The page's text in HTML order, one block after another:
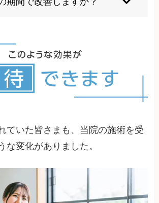
調べ、適切な施術とアドバイスを
ます。当院では、姿勢の改善と合
レス管理の方法についてもアドバ
。
るようになります。また、心臓に
の姿勢改善やストレス管理の方法
ます。デスクワーク中の姿勢の取
な呼吸法、自宅でできる簡単なエ
、生活習慣の改善も重要な要素で
生活スタイルに合わせたセルフケ
りますが、多くの方は4〜8回の施
善を実感されます。初回の検査結
具体的な施術計画をご提案しま
年の姿勢の問題や、ストレスの蓄
、より長期的なアプローチが必要
ります。定期的なメンテナンスを
す。
ていた皆さまも、当院の施術を受
な変化がありました。